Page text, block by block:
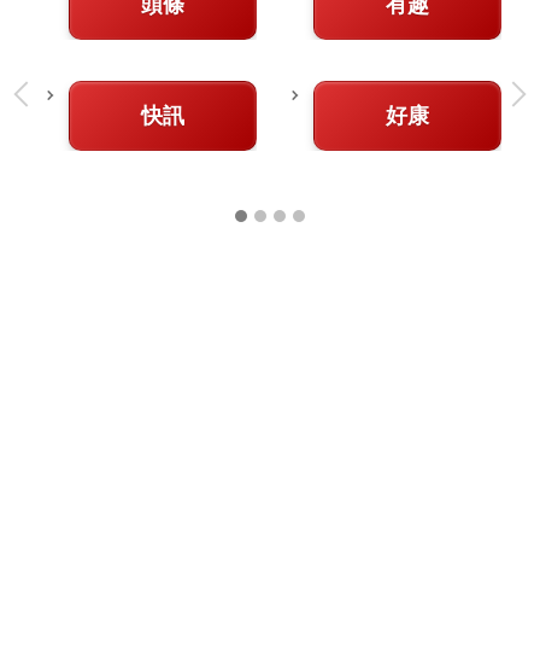
快訊 好康